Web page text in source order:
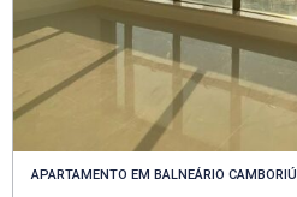
APARTAMENTO EM BALNEÁRIO CAMBORIÚ